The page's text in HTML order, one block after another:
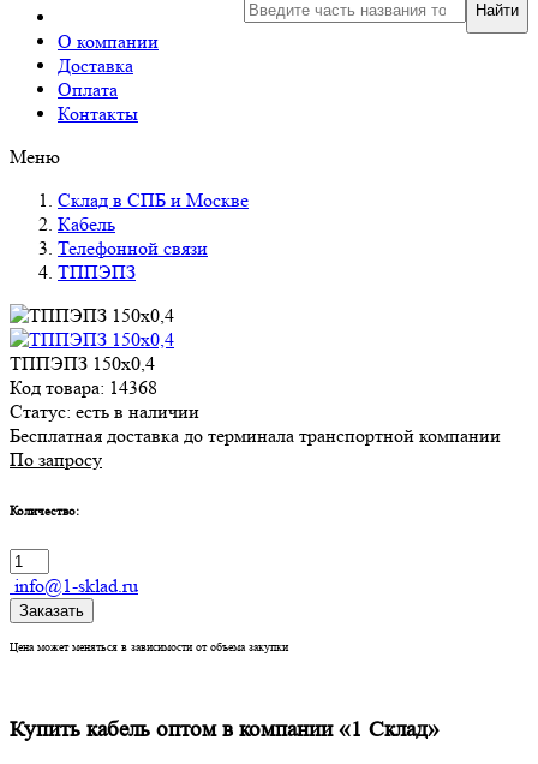
О компании
Доставка
Оплата
Контакты
Найти
Меню
Склад в СПБ и Москве
Кабель
Телефонной связи
ТППЭПЗ
ТППЭПЗ 150х0,4
Код товара: 14368
Статус: есть в наличии
Бесплатная доставка до терминала транспортной компании
По запросу
Количество:
info@1-sklad.ru
Заказать
Цена может меняться в зависимости от объема закупки
Купить кабель оптом в компании «1 Склад»